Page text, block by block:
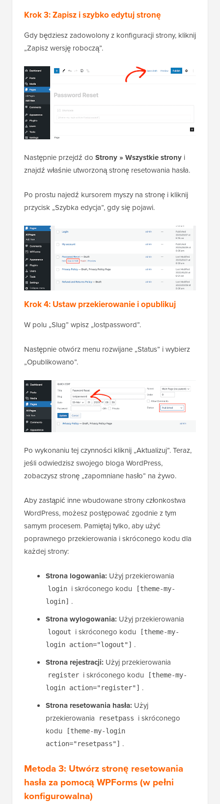
Krok 3: Zapisz i szybko edytuj stronę
Gdy będziesz zadowolony z konfiguracji strony, kliknij
„Zapisz wersję roboczą”.
Następnie przejdź do Strony » Wszystkie strony i
znajdź właśnie utworzoną stronę resetowania hasła.
Po prostu najedź kursorem myszy na stronę i kliknij
przycisk „Szybka edycja”, gdy się pojawi.
Krok 4: Ustaw przekierowanie i opublikuj
W polu „Slug” wpisz „lostpassword”.
Następnie otwórz menu rozwijane „Status” i wybierz
„Opublikowano”.
Po wykonaniu tej czynności kliknij „Aktualizuj”. Teraz,
jeśli odwiedzisz swojego bloga WordPress,
zobaczysz stronę „zapomniane hasło” na żywo.
Aby zastąpić inne wbudowane strony członkostwa
WordPress, możesz postępować zgodnie z tym
samym procesem. Pamiętaj tylko, aby użyć
poprawnego przekierowania i skróconego kodu dla
każdej strony:
Strona logowania: Użyj przekierowania
login i skróconego kodu
[theme-my-
login] .
Strona wylogowania: Użyj przekierowania
logout i skróconego kodu
[theme-my-
login action="logout"] .
Strona rejestracji: Użyj przekierowania
register i skróconego kodu
[theme-my-
login action="register"] .
Strona resetowania hasła: Użyj
przekierowania
resetpass
i skróconego
kodu
[theme-my-login
action="resetpass"] .
Metoda 3: Utwórz stronę resetowania
hasła za pomocą WPForms (w pełni
konfigurowalna)